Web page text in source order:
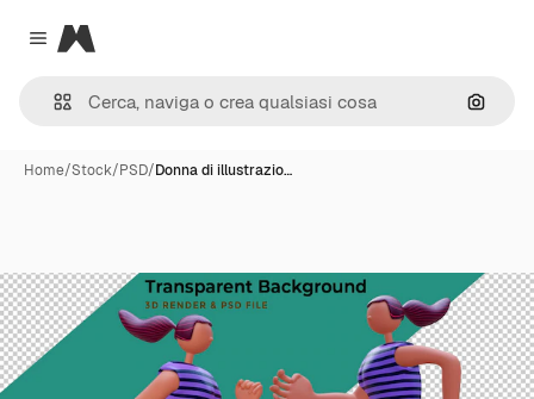
Close menu
Magnific
Cerca
Home/Stock/PSD/Donna di illustrazio…